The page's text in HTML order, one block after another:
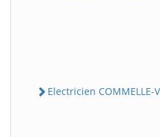
Electricien COMMELLE-